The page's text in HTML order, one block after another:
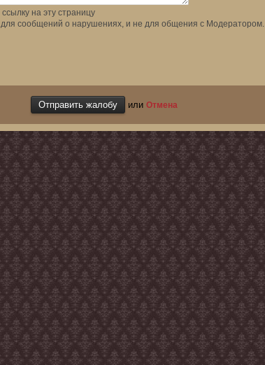
на эту страницу
сообщений о нарушениях, и не для общения с Модератором.
или Отмена